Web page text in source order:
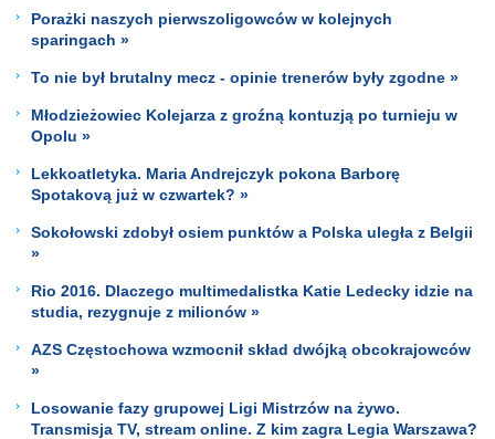
Porażki naszych pierwszoligowców w kolejnych
sparingach »
To nie był brutalny mecz - opinie trenerów były zgodne »
Młodzieżowiec Kolejarza z groźną kontuzją po turnieju w
Opolu »
Lekkoatletyka. Maria Andrejczyk pokona Barborę
Spotakovą już w czwartek? »
Sokołowski zdobył osiem punktów a Polska uległa z Belgii
»
Rio 2016. Dlaczego multimedalistka Katie Ledecky idzie na
studia, rezygnuje z milionów »
AZS Częstochowa wzmocnił skład dwójką obcokrajowców
»
Losowanie fazy grupowej Ligi Mistrzów na żywo.
Transmisja TV, stream online. Z kim zagra Legia Warszawa?